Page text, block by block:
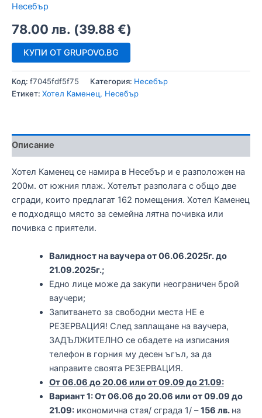
Несебър
78.00 лв. (39.88€)
КУПИ ОТ GRUPOVO.BG
Код: f7045fdf5f75 Категория: Несебър
Етикет: Хотел Каменец, Несебър
Описание
Хотел Каменец се намира в Несебър и е разположен на
200м. от южния плаж. Хотелът разполага с общо две
сгради, които предлагат 162 помещения. Хотел Каменец
е подходящо място за семейна лятна почивка или
почивка с приятели.
Валидност на ваучера от 06.06.2025г. до
21.09.2025г.;
Едно лице може да закупи неограничен брой
ваучери;
Запитването за свободни места НЕ е
РЕЗЕРВАЦИЯ! След заплащане на ваучера,
ЗАДЪЛЖИТЕЛНО се обадете на изписания
телефон в горния му десен ъгъл, за да
направите своята РЕЗЕРВАЦИЯ.
От 06.06 до 20.06 или от 09.09 до 21.09:
Вариант 1: От 06.06 до 20.06 или от 09.09 до
21.09:икономична стая/ сграда 1/ –156 лв. на